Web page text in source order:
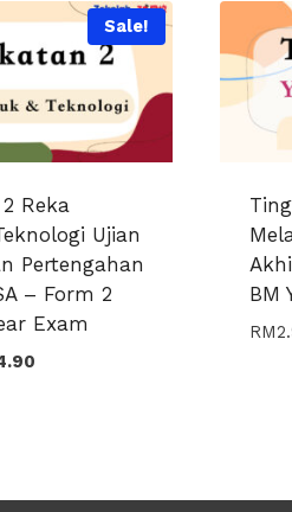
Sale!
Reka
Ujian
Pertengahan
– Form 2
Exam
Current
BM
RM